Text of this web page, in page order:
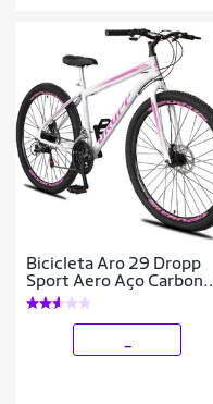
Bicicleta Aro 29 Dropp
Sport Aero Aço Carbono
21 Vel Marchas Freio a
Disco